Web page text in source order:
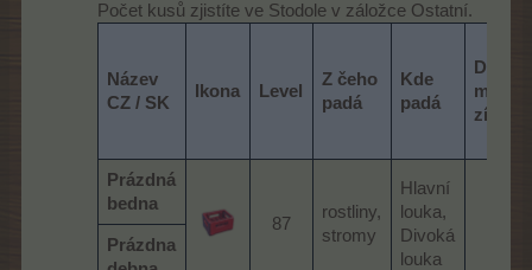
Počet kusů zjistíte ve Stodole v záložce Ostatní.
Název
CZ / SK
Ikona Level
Z čeho
padá
Kde
padá
Další
získání
Prázdná
bedna
87​
rostliny,
stromy
Hlavní
louka,
Divoká
louka
Prázdna